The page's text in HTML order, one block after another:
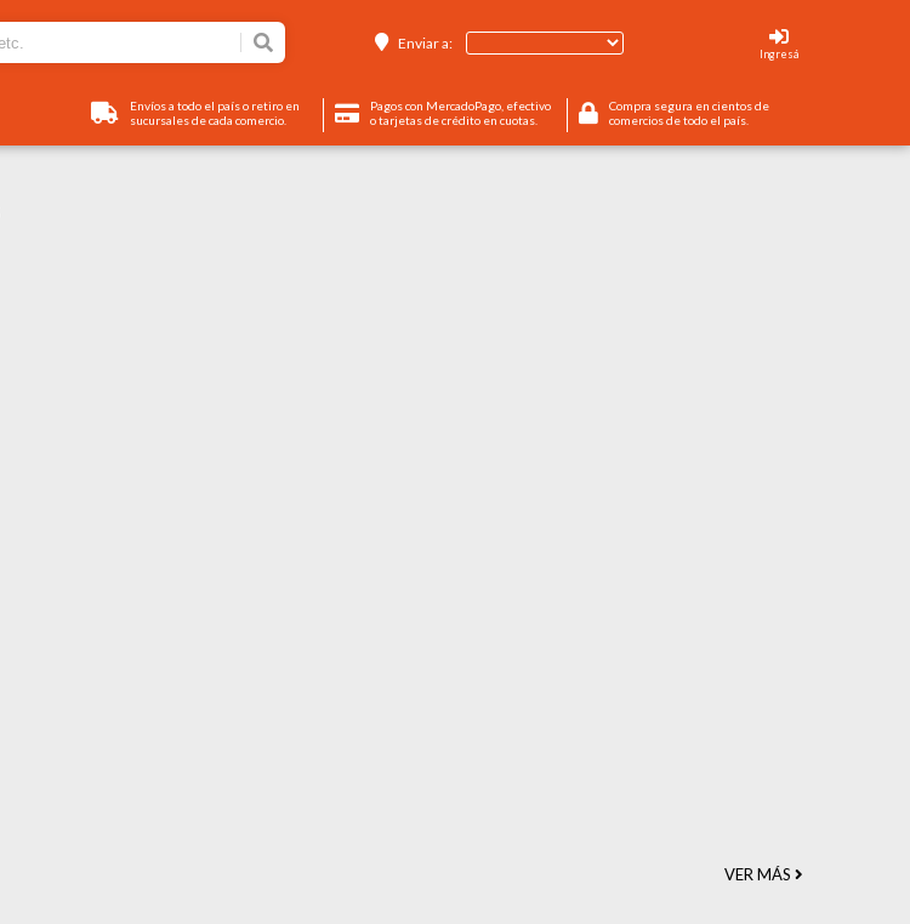
Enviar a:
Ingresá
Envíos a todo el país o retiro en
sucursales de cada comercio.
Pagos con MercadoPago, efectivo
o tarjetas de crédito en cuotas.
Compra segura en cientos de
comercios de todo el país.
VER MÁS